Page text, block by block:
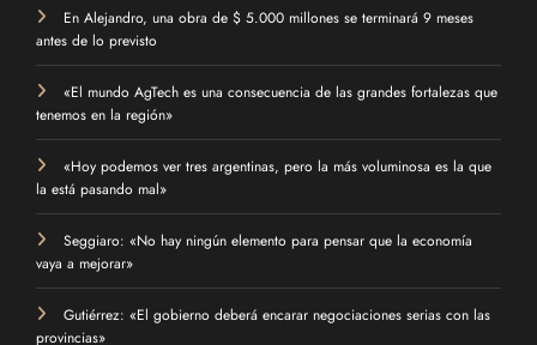
En Alejandro, una obra de $ 5.000 millones se terminará 9 meses
antes de lo previsto
«El mundo AgTech es una consecuencia de las grandes fortalezas que
tenemos en la región»
«Hoy podemos ver tres argentinas, pero la más voluminosa es la que
la está pasando mal»
Seggiaro: «No hay ningún elemento para pensar que la economía
vaya a mejorar»
Gutiérrez: «El gobierno deberá encarar negociaciones serias con las
provincias»